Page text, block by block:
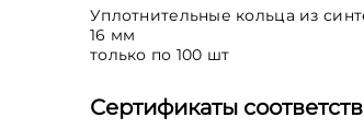
Уплотнительные кольца из
16 мм
только по 100 шт
Сертификаты